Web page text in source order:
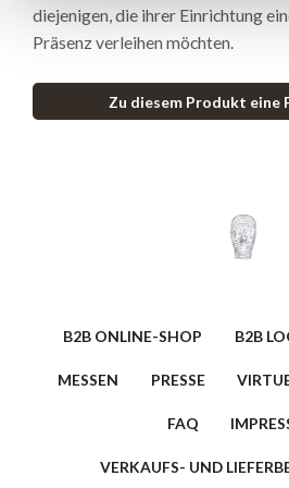
diejenigen, die ihrer Einrichtung
Präsenz verleihen möchten.
Zu diesem Produkt eine
B2B ONLINE-SHOP B2B
MESSEN PRESSE
FAQ
VERKAUFS- UND